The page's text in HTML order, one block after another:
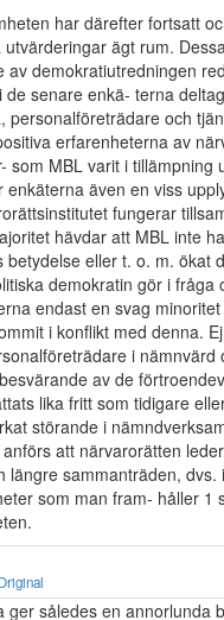
har därefter fortsatt
ägt rum.
av demokratiutredningen
de senare enkä- terna
personalföreträdare och
erfarenheterna av
som MBL varit i tillämpning
enkäterna även en viss
fungerar
hävdar att MBL inte
betydelse eller t. o. m. ökat
demokratin gör i fråga
endast en svag
i konflikt med denna.
i nämnvärd
av de
lika fritt som tidigare
störande i
att närvarorätten
längre sammanträden, dvs.
som man fram- håller 1
ger således en annorlunda